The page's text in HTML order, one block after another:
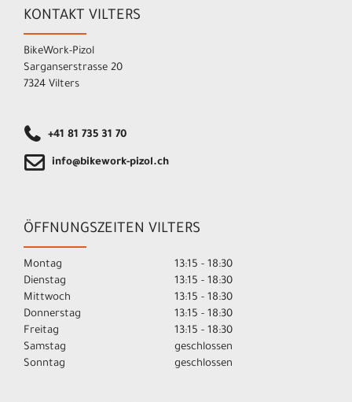
KONTAKT VILTERS
BikeWork-Pizol
Sarganserstrasse 20
7324 Vilters
+41 81 735 31 70
info@bikework-pizol.ch
ÖFFNUNGSZEITEN VILTERS
Montag
13:15 - 18:30
Dienstag
13:15 - 18:30
Mittwoch
13:15 - 18:30
Donnerstag
13:15 - 18:30
Freitag
13:15 - 18:30
Samstag
geschlossen
Sonntag
geschlossen